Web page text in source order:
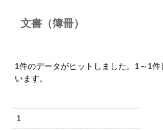
文書（簿冊）
1件のデータがヒットしました。1～1
います。
1